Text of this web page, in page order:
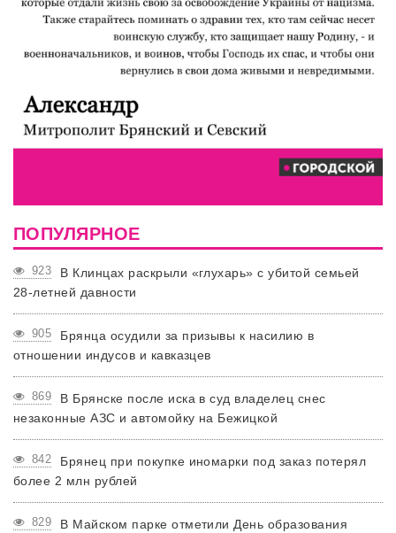
ПОПУЛЯРНОЕ
923
В Клинцах раскрыли «глухарь» с убитой семьей
28-летней давности
905
Брянца осудили за призывы к насилию в
отношении индусов и кавказцев
869
В Брянске после иска в суд владелец снес
незаконные АЗС и автомойку на Бежицкой
842
Брянец при покупке иномарки под заказ потерял
более 2 млн рублей
829
В Майском парке отметили День образования